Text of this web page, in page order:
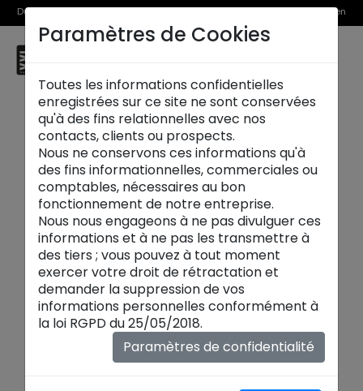
Du 1er au 31 août, découvrez >> nos Offres Spéciales et l’Offre Reprise en
magasin
Nos services
SERVICE CLIENT
Notre service client est ouvert du lundi au
vendredi de 9h à 12h et de 14h à 18h.
Vous pouvez le joindre par mail à l'adresse
suivante :customerservice@xxl.fr
Paramètres de Cookies
Toutes les informations confidentielles
enregistrées sur ce site ne sont conservées
qu'à des fins relationnelles avec nos
contacts, clients ou prospects.
Nous ne conservons ces informations qu'à
des fins informationnelles, commerciales ou
comptables, nécessaires au bon
fonctionnement de notre entreprise.
Nous nous engageons à ne pas divulguer ces
informations et à ne pas les transmettre à
des tiers ; vous pouvez à tout moment
exercer votre droit de rétractation et
demander la suppression de vos
informations personnelles conformément à
la loi RGPD du 25/05/2018.
Paramètres de confidentialité